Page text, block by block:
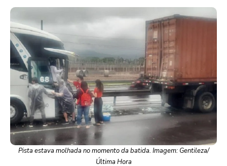
Pista estava molhada no momento da batida. Imagem: Gentileza/
Última Hora